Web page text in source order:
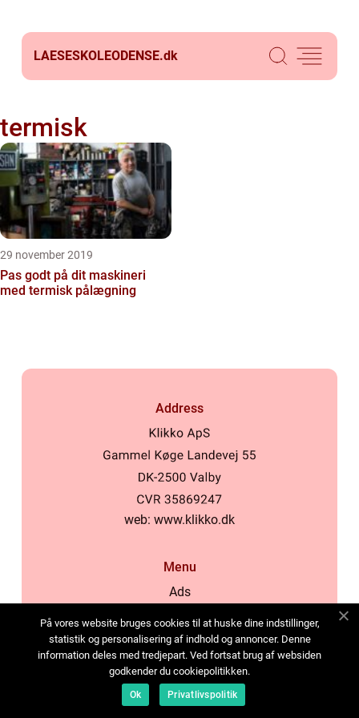
LAESESKOLEODENSE.dk
termisk
29 november 2019
Pas godt på dit maskineri
med termisk pålægning
Address
web: www.klikko.dk
Menu
Ads
Cookies
Contact
Sitemap
På vores website bruges cookies til at huske dine indstillinger,
statistik og personalisering af indhold og annoncer. Denne
information deles med tredjepart. Ved fortsat brug af websiden
godkender du cookiepolitikken.
Ok Privatlivspolitik